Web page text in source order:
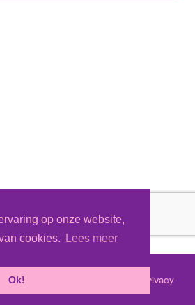
op onze website,
cookies.
Lees meer
Ok!
Tixly Privacy